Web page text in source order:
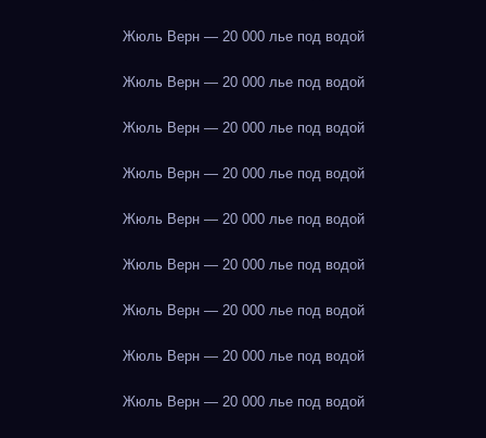
Жюль Верн — 20 000 лье под водой
Жюль Верн — 20 000 лье под водой
Жюль Верн — 20 000 лье под водой
Жюль Верн — 20 000 лье под водой
Жюль Верн — 20 000 лье под водой
Жюль Верн — 20 000 лье под водой
Жюль Верн — 20 000 лье под водой
Жюль Верн — 20 000 лье под водой
Жюль Верн — 20 000 лье под водой